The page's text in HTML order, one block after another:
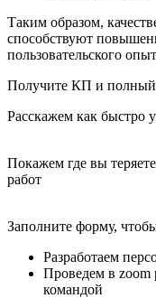
Таким образом,
способствуют
пользовательского
Получите КП и полный
Расскажем как быстро
Покажем где вы
работ
Заполните форму,
Разработаем
Проведем в zoom
командой